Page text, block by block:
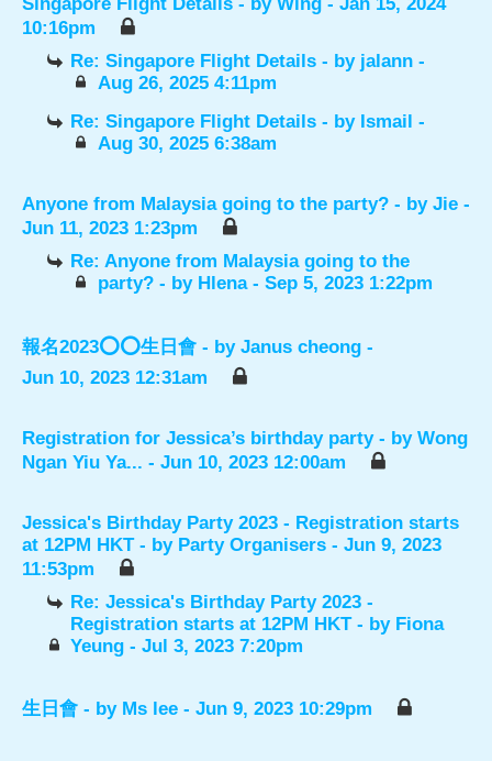
10:16pm
Re: Singapore Flight Details - by jalann -
Aug 26, 2025 4:11pm
Re: Singapore Flight Details - by Ismail -
Aug 30, 2025 6:38am
Anyone from Malaysia going to the party? - by Jie -
Jun 11, 2023 1:23pm
Re: Anyone from Malaysia going to the
party? - by Hlena- Sep 5, 2023 1:22pm
報名2023⭕️⭕️生日會 - by Janus cheong -
Jun 10, 2023 12:31am
Registration for Jessica’s birthday party - by Wong
Ngan Yiu Ya... - Jun 10, 2023 12:00am
Jessica's Birthday Party 2023 - Registration starts
at 12PM HKT - by Party Organisers - Jun 9, 2023
11:53pm
Re: Jessica's Birthday Party 2023 -
Registration starts at 12PM HKT - by Fiona
Yeung - Jul 3, 2023 7:20pm
生日會 - by Ms lee - Jun 9, 2023 10:29pm